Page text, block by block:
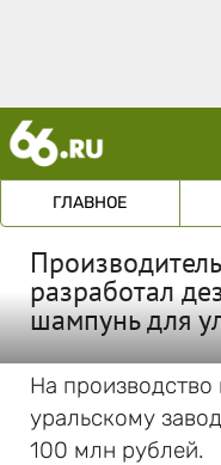
ГЛАВНОЕ
разработал
шампунь для
На производство
уральскому
100 млн рублей.